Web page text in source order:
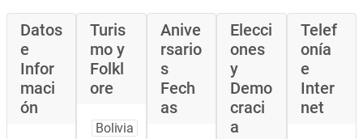
Datos
e
Infor
maci
ón
Turis
mo y
Folkl
ore
Bolivia
Anive
rsario
s
Fech
as
Elecci
ones
y
Demo
craci
a
Telef
onía
e
Inter
net